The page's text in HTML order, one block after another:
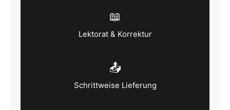
📖
Lektorat & Korrektur
📤
Schrittweise Lieferung